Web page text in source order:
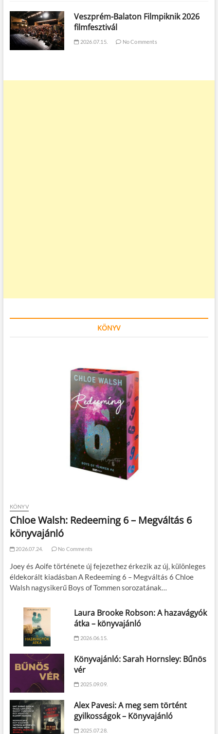
Veszprém-Balaton Filmpiknik 2026
filmfesztivál
2026.07.15. No Comments
KÖNYV
KÖNYV
Chloe Walsh: Redeeming 6 – Megváltás 6
könyvajánló
2026.07.24. No Comments
Joey és Aoife története új fejezethez érkezik az új, különleges
éldekorált kiadásban A Redeeming 6 – Megváltás 6 Chloe
Walsh nagysikerű Boys of Tommen sorozatának…
Laura Brooke Robson: A hazavágyók
átka – könyvajánló
2026.06.15.
Könyvajánló: Sarah Hornsley: Bűnös
vér
2025.09.09.
Alex Pavesi: A meg sem történt
gyilkosságok – Könyvajánló
2025.07.28.